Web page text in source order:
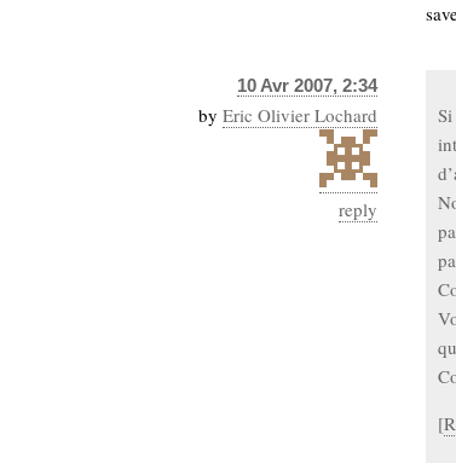
10 Avr 2007, 2:34
by Eric Olivier Lochard
reply
[